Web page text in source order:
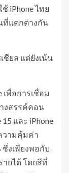
iPhone ไทย
ที่แตกต่างกัน
ชียล แต่ยังเน้น
พื่อการเชื่อม
งสรรค์คอน
และ iPhone
วามคุ้มค่า
งเพียงพอกับ
ยได้ โดยสีที่